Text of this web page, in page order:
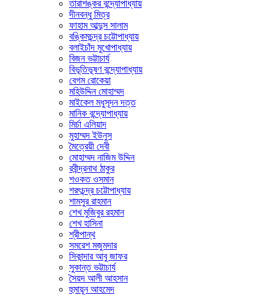
তারাশঙ্কর বন্দ্যোপাধ্যায়
দীনবন্ধু মিত্র
ফাহাম আব্দুস সালাম
বঙ্কিমচন্দ্র চট্টোপাধ্যায়
বলাইচাঁদ মুখোপাধ্যায়
বিজন ভট্টাচার্য
বিভূতিভূষণ বন্দ্যোপাধ্যায়
বেগম রোকেয়া
মহিউদ্দিন মোহাম্মদ
মাইকেল মধুসূদন দত্ত
মানিক বন্দ্যোপাধ্যায়
মির্চা এলিয়াদ
মুহাম্মদ ইউনুস
মৈত্রেয়ী দেবী
মোহাম্মদ নাজিম উদ্দিন
রবীন্দ্রনাথ ঠাকুর
শওকত ওসমান
শরৎচন্দ্র চট্টোপাধ্যায়
শামসুর রাহমান
শেখ মুজিবুর রহমান
শেখ হাসিনা
শ্রীপান্থ
সমরেশ মজুমদার
সিকান্দার আবু জাফর
সুকান্ত ভট্টাচার্য
সৈয়দ আলী আহসান
হুমায়ূন আহমেদ